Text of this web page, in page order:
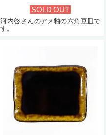
SOLD OUT
河内啓さんのアメ釉の六角豆皿で
す。